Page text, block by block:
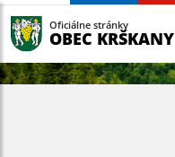
Oficiálne stránky
OBEC KRŠKANY